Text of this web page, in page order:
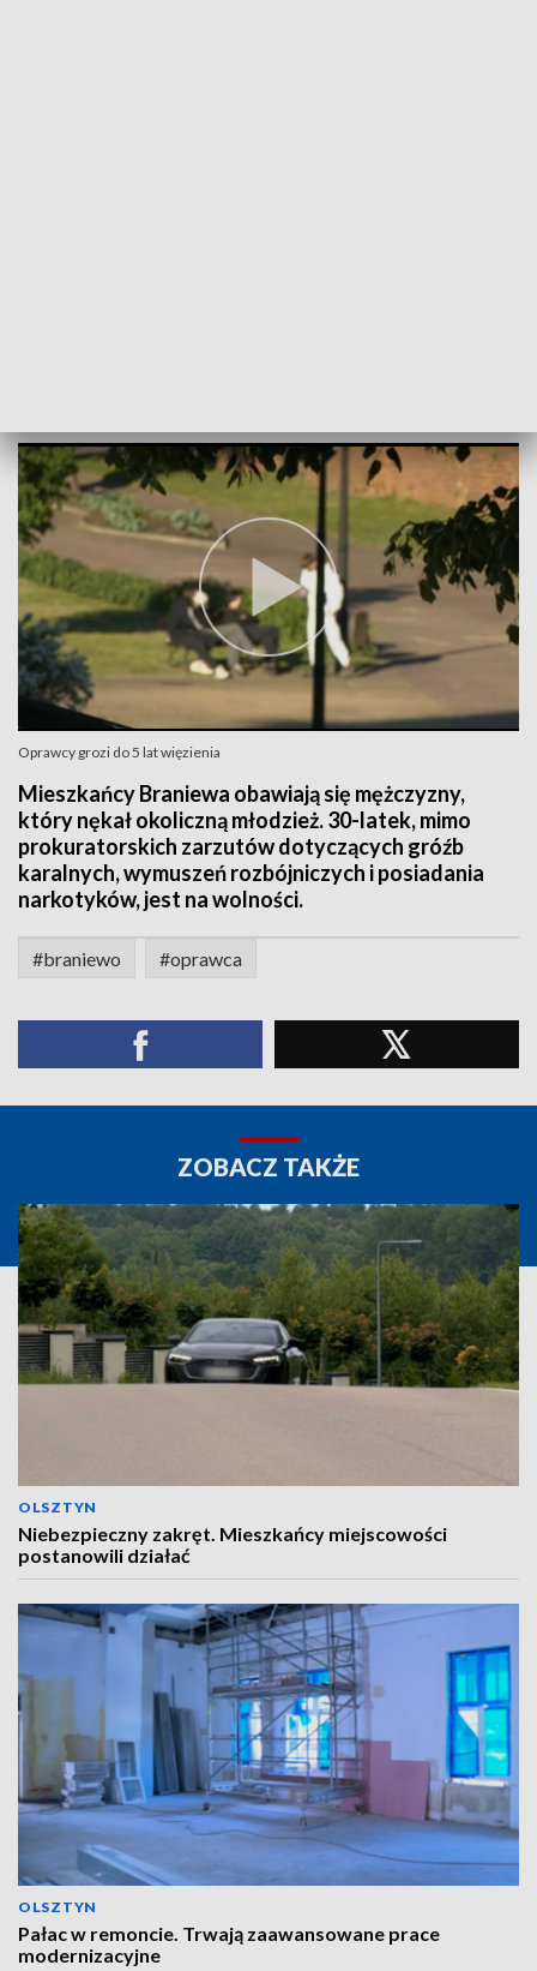
Oprawcy grozi do 5 lat więzienia
Mieszkańcy Braniewa obawiają się mężczyzny,
który nękał okoliczną młodzież. 30-latek, mimo
prokuratorskich zarzutów dotyczących gróźb
karalnych, wymuszeń rozbójniczych i posiadania
narkotyków, jest na wolności.
#braniewo #oprawca
ZOBACZ TAKŻE
OLSZTYN
Niebezpieczny zakręt. Mieszkańcy miejscowości
postanowili działać
OLSZTYN
Pałac w remoncie. Trwają zaawansowane prace
modernizacyjne